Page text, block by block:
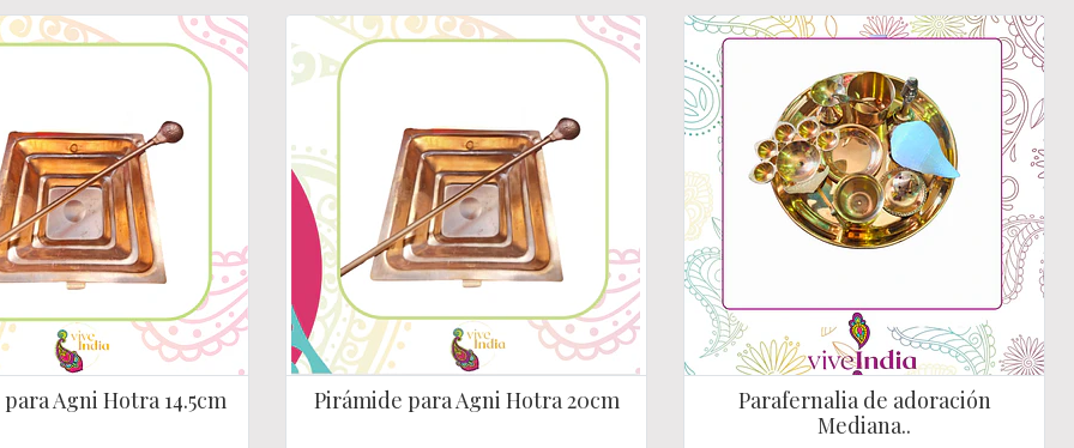
Agni Hotra 14.5cm Pirámide para Agni Hotra 20cm
Parafernalia de adoración
Mediana..